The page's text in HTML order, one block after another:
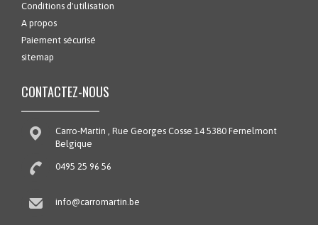
Conditions d'utilisation
A propos
Paiement sécurisé
sitemap
CONTACTEZ-NOUS
Carro-Martin , Rue Georges Cosse 14 5380 Fernelmont
Belgique
0495 25 96 56
info@carromartin.be